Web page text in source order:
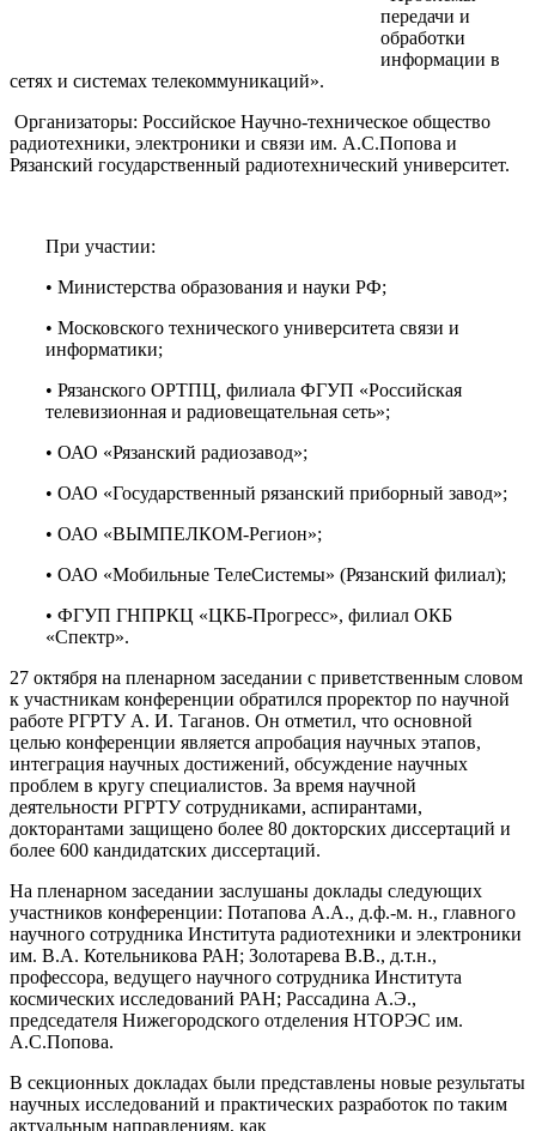
передачи и
обработки
информации в
сетях и системах телекоммуникаций».
Организаторы: Российское Научно-техническое общество
радиотехники, электроники и связи им. А.С.Попова и
Рязанский государственный радиотехнический университет.
При участии:
• Министерства образования и науки РФ;
• Московского технического университета связи и
информатики;
• Рязанского ОРТПЦ, филиала ФГУП «Российская
телевизионная и радиовещательная сеть»;
• ОАО «Рязанский радиозавод»;
• ОАО «Государственный рязанский приборный завод»;
• ОАО «ВЫМПЕЛКОМ-Регион»;
• ОАО «Мобильные ТелеСистемы» (Рязанский филиал);
• ФГУП ГНПРКЦ «ЦКБ-Прогресс», филиал ОКБ
«Спектр».
27 октября на пленарном заседании с приветственным словом
к участникам конференции обратился проректор по научной
работе РГРТУ А. И. Таганов. Он отметил, что основной
целью конференции является апробация научных этапов,
интеграция научных достижений, обсуждение научных
проблем в кругу специалистов. За время научной
деятельности РГРТУ сотрудниками, аспирантами,
докторантами защищено более 80 докторских диссертаций и
более 600 кандидатских диссертаций.
На пленарном заседании заслушаны доклады следующих
участников конференции: Потапова А.А., д.ф.-м. н., главного
научного сотрудника Института радиотехники и электроники
им. В.А. Котельникова РАН; Золотарева В.В., д.т.н.,
профессора, ведущего научного сотрудника Института
космических исследований РАН; Рассадина А.Э.,
председателя Нижегородского отделения НТОРЭС им.
А.С.Попова.
В секционных докладах были представлены новые результаты
научных исследований и практических разработок по таким
актуальным направлениям, как